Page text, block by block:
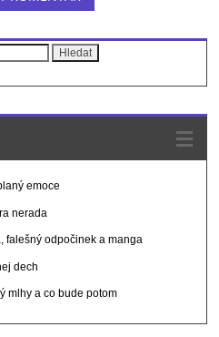
emoce
nerada
falešný odpočinek a manga
dech
mlhy a co bude potom